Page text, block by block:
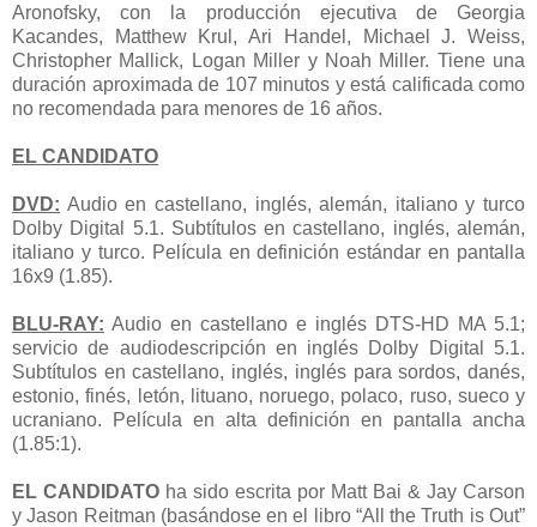
Aronofsky, con la producción ejecutiva de Georgia
Kacandes, Matthew Krul, Ari Handel, Michael J. Weiss,
Christopher Mallick, Logan Miller y Noah Miller. Tiene una
duración aproximada de 107 minutos y está calificada como
no recomendada para menores de 16 años.
EL CANDIDATO
DVD: Audio en castellano, inglés, alemán, italiano y turco
Dolby Digital 5.1. Subtítulos en castellano, inglés, alemán,
italiano y turco. Película en definición estándar en pantalla
16x9 (1.85).
BLU-RAY: Audio en castellano e inglés DTS-HD MA 5.1;
servicio de audiodescripción en inglés Dolby Digital 5.1.
Subtítulos en castellano, inglés, inglés para sordos, danés,
estonio, finés, letón, lituano, noruego, polaco, ruso, sueco y
ucraniano. Película en alta definición en pantalla ancha
(1.85:1).
EL CANDIDATO ha sido escrita por Matt Bai & Jay Carson
y Jason Reitman (basándose en el libro “All the Truth is Out”